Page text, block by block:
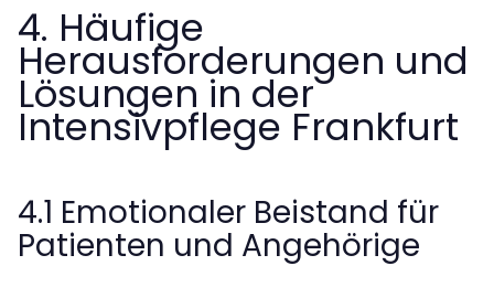
4. Häufige
Herausforderungen und
Lösungen in der
Intensivpflege Frankfurt
4.1 Emotionaler Beistand für
Patienten und Angehörige